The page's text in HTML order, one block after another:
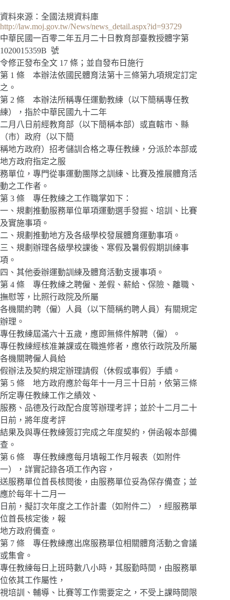
資料來源：全國法規資料庫
http://law.moj.gov.tw/News/news_detail.aspx?id=93729
中華民國一百零二年五月二十日教育部臺教授體字第
1020015359B 號
令修正發布全文 17 條；並自發布日施行
第 1 條 本辦法依國民體育法第十三條第九項規定訂定
之。
第 2 條 本辦法所稱專任運動教練（以下簡稱專任教
練），指於中華民國九十二年
二月八日前經教育部（以下簡稱本部）或直轄市、縣
（市）政府（以下簡
稱地方政府）招考儲訓合格之專任教練，分派於本部或
地方政府指定之服
務單位，專門從事運動團隊之訓練、比賽及推展體育活
動之工作者。
第 3 條 專任教練之工作職掌如下：
一、規劃推動服務單位單項運動選手發掘、培訓、比賽
及實施事項。
二、規劃推動地方及各級學校發展體育運動事項。
三、規劃辦理各級學校課後、寒假及暑假假期訓練事
項。
四、其他委辦運動訓練及體育活動支援事項。
第 4 條 專任教練之聘僱、差假、薪給、保險、離職、
撫慰等，比照行政院及所屬
各機關約聘（僱）人員（以下簡稱約聘人員）有關規定
辦理。
專任教練屆滿六十五歲，應即無條件解聘（僱）。
專任教練經核准兼課或在職進修者，應依行政院及所屬
各機關聘僱人員給
假辦法及契約規定辦理請假（休假或事假）手續。
第 5 條 地方政府應於每年十一月三十日前，依第三條
所定專任教練工作之績效、
服務、品德及行政配合度等辦理考評；並於十二月二十
日前，將年度考評
結果及與專任教練簽訂完成之年度契約，併函報本部備
查。
第 6 條 專任教練應每月填報工作月報表（如附件
一），詳實記錄各項工作內容，
送服務單位首長核閱後，由服務單位妥為保存備查；並
應於每年十二月一
日前，擬訂次年度之工作計畫（如附件二），經服務單
位首長核定後，報
地方政府備查。
第 7 條 專任教練應出席服務單位相關體育活動之會議
或集會。
專任教練每日上班時數八小時，其服勤時間，由服務單
位依其工作屬性，
視培訓、輔導、比賽等工作需要定之，不受上課時間限